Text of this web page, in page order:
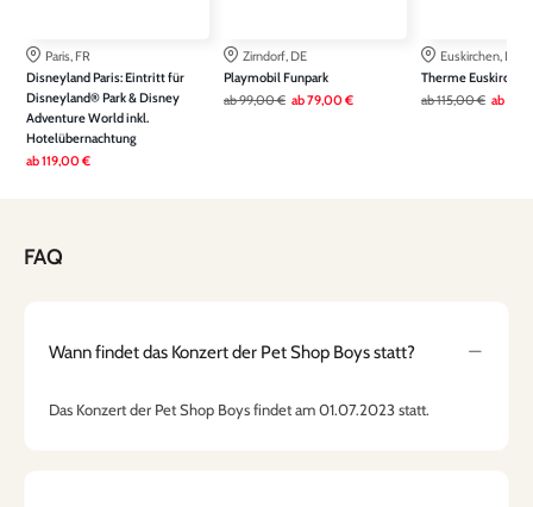
Paris, FR
Disneyland Paris: Eintritt für
Disneyland® Park & Disney
Adventure World inkl.
Hotelübernachtung
ab119,00 €
Zirndorf, DE
Playmobil Funpark
ab99,00 € ab79,00 €
Euskirchen, DE
Therme Euskirchen
ab115,00 € ab
FAQ
Wann findet das Konzert der Pet Shop Boys statt?
Das Konzert der Pet Shop Boys findet am 01.07.2023 statt.